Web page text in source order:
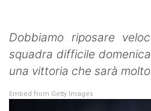
Dobbiamo riposare
squadra difficile
una vittoria che sarà
Embed from Getty Images